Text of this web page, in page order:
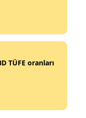
Trabzon
TÜFE oranları